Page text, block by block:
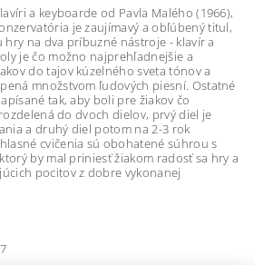
a keyboarde od Pavla Malého (1966),
je zaujímavý a obľúbený titul,
hry na dva príbuzné nástroje - klavír a
je čo možno najprehľadnejšie a
do tajov kúzelného sveta tónov a
množstvom ľudových piesní. Ostatné
tak, aby boli pre žiakov čo
do dvoch dielov, prvý diel je
a druhý diel potom na 2-3 rok
cvičenia sú obohatené súhrou s
by mal priniesť žiakom radosť sa hry a
pocitov z dobre vykonanej